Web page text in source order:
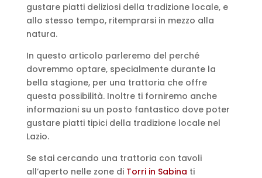
gustare piatti deliziosi della tradizione locale, e
allo stesso tempo, ritemprarsi in mezzo alla
natura.
In questo articolo parleremo del perché
dovremmo optare, specialmente durante la
bella stagione, per una trattoria che offre
questa possibilità. Inoltre ti forniremo anche
informazioni su un posto fantastico dove poter
gustare piatti tipici della tradizione locale nel
Lazio.
Se stai cercando una trattoria con tavoli
all’aperto nelle zone di Torri in Sabina ti